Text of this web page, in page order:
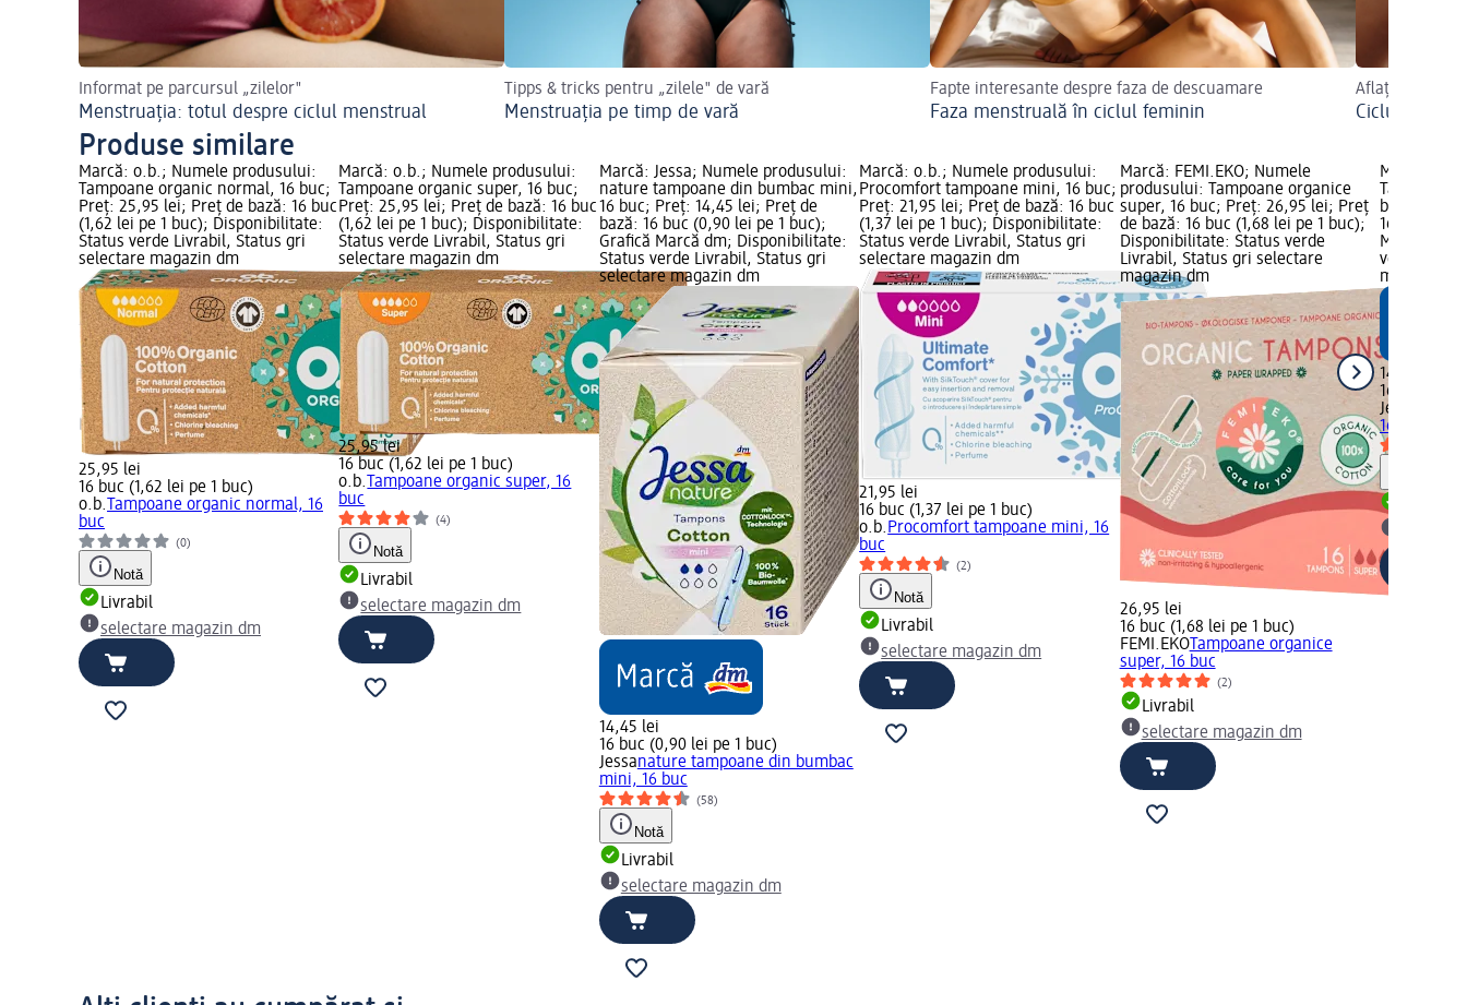
Informat pe parcursul „zilelor"
Menstruația: totul despre ciclul menstrual
Tipps & tricks pentru „zilele" de vară
Menstruația pe timp de vară
Fapte interesante despre faza de descuamare
Faza menstruală în ciclul feminin
Aflați mai
Ciclul
Produse similare
Marcă: o.b.; Numele produsului:
Tampoane organic normal, 16 buc;
Preț: 25,95 lei; Preț de bază: 16 buc
(1,62 lei pe 1 buc); Disponibilitate:
Status verde Livrabil, Status gri
selectare magazin dm
25,95 lei
16 buc (1,62 lei pe 1 buc)
o.b. Tampoane organic normal, 16
buc
(0)
Notă
Livrabil
selectare magazin dm
Marcă: o.b.; Numele produsului:
Tampoane organic super, 16 buc;
Preț: 25,95 lei; Preț de bază: 16 buc
(1,62 lei pe 1 buc); Disponibilitate:
Status verde Livrabil, Status gri
selectare magazin dm
25,95 lei
16 buc (1,62 lei pe 1 buc)
o.b. Tampoane organic super, 16
buc
(4)
Notă
Livrabil
selectare magazin dm
Marcă: Jessa; Numele produsului:
nature tampoane din bumbac mini,
16 buc; Preț: 14,45 lei; Preț de
bază: 16 buc (0,90 lei pe 1 buc);
Grafică Marcă dm; Disponibilitate:
Status verde Livrabil, Status gri
selectare magazin dm
14,45 lei
16 buc (0,90 lei pe 1 buc)
Jessanature tampoane din bumbac
mini, 16 buc
(58)
Notă
Livrabil
selectare magazin dm
Marcă: o.b.; Numele produsului:
Procomfort tampoane mini, 16 buc;
Preț: 21,95 lei; Preț de bază: 16 buc
(1,37 lei pe 1 buc); Disponibilitate:
Status verde Livrabil, Status gri
selectare magazin dm
21,95 lei
16 buc (1,37 lei pe 1 buc)
o.b. Procomfort tampoane mini, 16
buc
(2)
Notă
Livrabil
selectare magazin dm
Marcă: FEMI.EKO; Numele
produsului: Tampoane organice
super, 16 buc; Preț: 26,95 lei; Preț
de bază: 16 buc (1,68 lei pe 1 buc);
Disponibilitate: Status verde
Livrabil, Status gri selectare
magazin dm
26,95 lei
16 buc (1,68 lei pe 1 buc)
FEMI.EKOTampoane organice
super, 16 buc
(2)
Livrabil
selectare magazin dm
Marcă:
Tampoane
buc; Preț:
16 buc
Marcă dm;
verde
magazin
14,45 lei
16 buc
Jessa
16 buc